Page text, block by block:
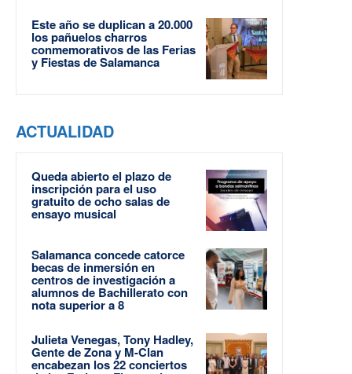
Este año se duplican a 20.000
los pañuelos charros
conmemorativos de las Ferias
y Fiestas de Salamanca
ACTUALIDAD
Queda abierto el plazo de
inscripción para el uso
gratuito de ocho salas de
ensayo musical
Salamanca concede catorce
becas de inmersión en
centros de investigación a
alumnos de Bachillerato con
nota superior a 8
Julieta Venegas, Tony Hadley,
Gente de Zona y M-Clan
encabezan los 22 conciertos